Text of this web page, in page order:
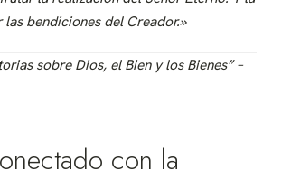
bendiciones del Creador.»
sobre Dios, el Bien y los Bienes” –
con la